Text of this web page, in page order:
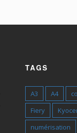
TAGS
A3 A4
Fiery
numérisation